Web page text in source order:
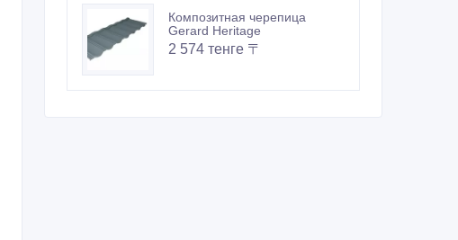
Композитная черепица
Gerard Heritage
2 574 тенге 〒